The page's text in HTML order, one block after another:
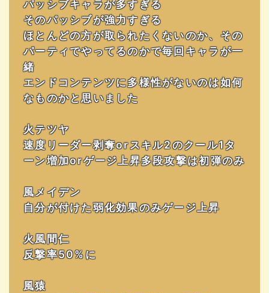
パッシブキャラが多すぎる
そのパッシブが強力すぎる
ほとんどの方が取られたくないのか、その
パーティでやってるのかで毎回キャラが一
緒
エンドコンテンツに多様性がないのは如何
なものかと思いました
火テツヤ
速度リーダー剥奪orスキル2のクール1タ
ーン増加orゲージ上昇多段攻撃は初弾のみ
風メイデン
自分が付けた弱化効果のみゲージ上昇
火風間仁
反撃率50%に
風猿